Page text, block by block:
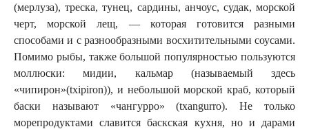
(мерлуза), треска, тунец, сардины, анчоус, судак, морской
черт, морской лещ, — которая готовится разными
способами и с разнообразными восхитительными соусами.
Помимо рыбы, также большой популярностью пользуются
моллюски: мидии, кальмар (называемый здесь
«чипирон»(txipiron)), и небольшой морской краб, который
баски называют «чангурро» (txangurro). Не только
морепродуктами славится баскская кухня, но и дарами